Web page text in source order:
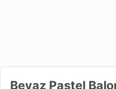
Beyaz Pastel